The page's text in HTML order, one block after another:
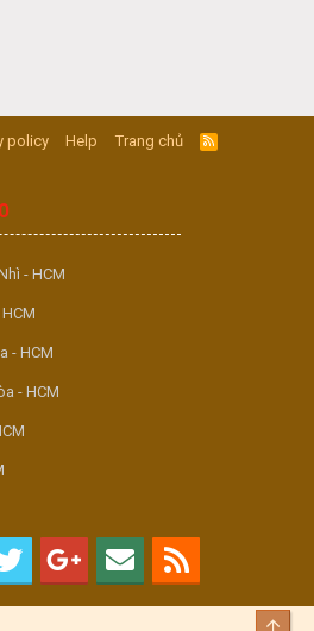
policy Help Trang chủ
R
S
- HCM
- HCM
- HCM
Top